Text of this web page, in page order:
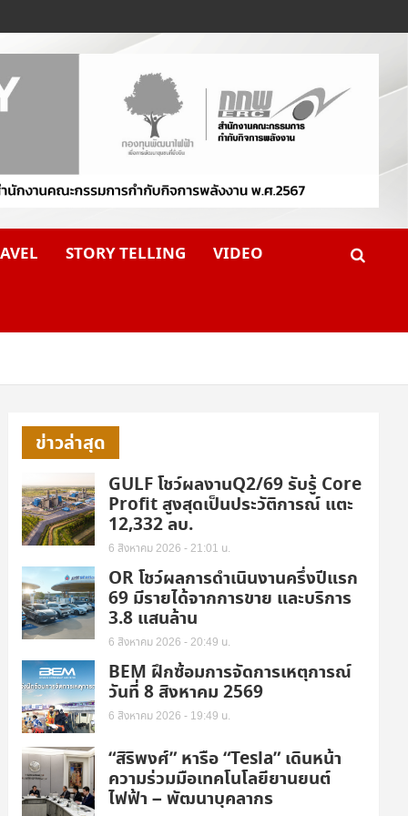
STORY TELLING VIDEO
ข่าวล่าสุด
GULF โชว์ผลงานQ2/69 รับรู้ Core
Profit สูงสุดเป็นประวัติการณ์ แตะ
12,332 ลบ.
6 สิงหาคม 2026 - 21:01 น.
OR โชว์ผลการดำเนินงานครึ่งปีแรก
69 มีรายได้จากการขาย และบริการ
3.8 แสนล้าน
6 สิงหาคม 2026 - 20:49 น.
BEM ฝึกซ้อมการจัดการเหตุการณ์
วันที่ 8 สิงหาคม 2569
6 สิงหาคม 2026 - 19:49 น.
“สิริพงศ์” หารือ “Tesla” เดินหน้า
ความร่วมมือเทคโนโลยียานยนต์
ไฟฟ้า – พัฒนาบุคลากร